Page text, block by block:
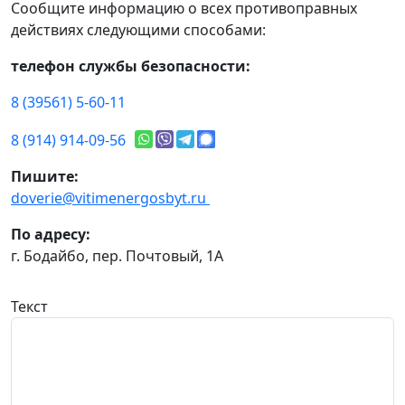
Сообщите информацию о всех противоправных
действиях следующими способами:
телефон службы безопасности:
8 (39561) 5-60-11
8 (914) 914-09-56
Пишите:
doverie@vitimenergosbyt.ru
По адресу:
г. Бодайбо, пер. Почтовый, 1А
Текст